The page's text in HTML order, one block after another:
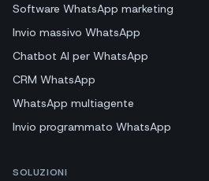
Software WhatsApp marketing
Invio massivo WhatsApp
Chatbot AI per WhatsApp
CRM WhatsApp
WhatsApp multiagente
Invio programmato WhatsApp
SOLUZIONI